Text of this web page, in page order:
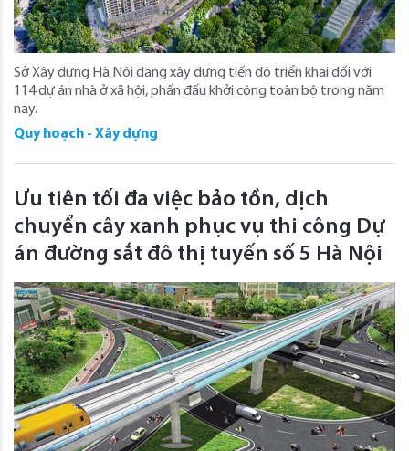
Sở Xây dựng Hà Nội đang xây dựng tiến độ triển khai đối với
114 dự án nhà ở xã hội, phấn đấu khởi công toàn bộ trong năm
nay.
Quy hoạch - Xây dựng
Ưu tiên tối đa việc bảo tồn, dịch
chuyển cây xanh phục vụ thi công Dự
án đường sắt đô thị tuyến số 5 Hà Nội